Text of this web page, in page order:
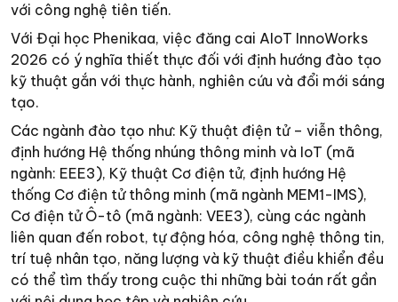
với công nghệ tiên tiến.
Với Đại học Phenikaa, việc đăng cai AIoT InnoWorks
2026 có ý nghĩa thiết thực đối với định hướng đào tạo
kỹ thuật gắn với thực hành, nghiên cứu và đổi mới sáng
tạo.
Các ngành đào tạo như: Kỹ thuật điện tử – viễn thông,
định hướng Hệ thống nhúng thông minh và IoT (mã
ngành: EEE3), Kỹ thuật Cơ điện tử, định hướng Hệ
thống Cơ điện tử thông minh (mã ngành MEM1-IMS),
Cơ điện tử Ô-tô (mã ngành: VEE3), cùng các ngành
liên quan đến robot, tự động hóa, công nghệ thông tin,
trí tuệ nhân tạo, năng lượng và kỹ thuật điều khiển đều
có thể tìm thấy trong cuộc thi những bài toán rất gần